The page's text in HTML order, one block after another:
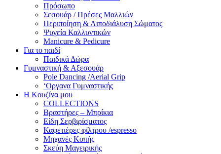
Πρόσωπο
Σεσουάρ / Πρέσες Μαλλιών
Περιποίηση & Λιποδιάλυση Σώματος
Ψυγεία Καλλυντικών
Manicure & Pedicure
Για το παιδί
Παιδικά Δώρα
Γυμναστική & Αξεσουάρ
Pole Dancing /Aerial Grip
‘Οργανα Γυμναστικής
Η Κουζίνα μου
COLLECTIONS
Βραστήρες – Μπρίκια
Είδη Σερβιρίσματος
Καφετιέρες φίλτρου /espresso
Μηχανές Κοπής
Σκεύη Μαγειρικής